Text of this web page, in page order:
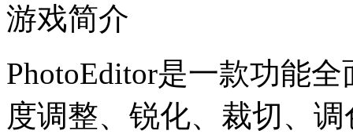
游戏简介
PhotoEditor是一款功能
度调整、锐化、裁切、